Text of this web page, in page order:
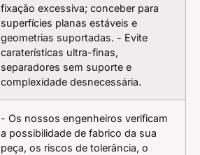
fixação excessiva; conceber para
superfícies planas estáveis e
geometrias suportadas. - Evite
caraterísticas ultra-finas,
separadores sem suporte e
complexidade desnecessária.
- Os nossos engenheiros verificam
a possibilidade de fabrico da sua
peça, os riscos de tolerância, o